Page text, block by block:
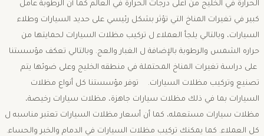
الحرارة في الخليج من أعلى درجات الحرارة في العالم كما أن الرطوبة عامل
كبير في تغيرات المناخ التي تؤثر بشكل رئيسي على حديد السيارات وطلاء
السيارات، وبالتالي يلجأ العملاء ل تركيب مظلات السيارات لحمايتها من
حراره الشمس والرطوبة بالإضافة ل الغبار والعج. وبالتالي تعكف مؤسستنا
على دراسة تغيرات المناخ المحتملة في منطقه الخليج وعلى ضوئها يتم
تصنيع وتركيب مظلات السيارات. توفر مؤسستنا كل أنواع مظلات
السيارات بما في ذلك مظلات سيارات جاهزة، مظلات سيارات رخيصة،
مظلات سيارات مستعمله، كما أن أسعار مظلات السيارات تعتبر مناسبه ل
كل العملاء. كما يمكنك تركيب مظلات السيارات في الدمام والخبر والحساء.